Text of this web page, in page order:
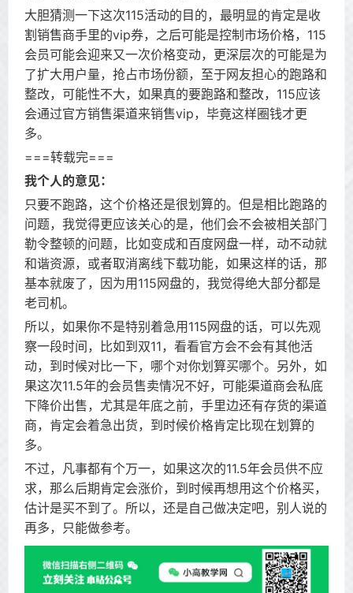
大胆猜测一下这次115活动的目的，最明显的肯定是收
割销售商手里的vip券，之后可能是控制市场价格，115
会员可能会迎来又一次价格变动，更深层次的可能是为
了扩大用户量，抢占市场份额，至于网友担心的跑路和
整改，可能性不大，如果真的要跑路和整改，115应该
会通过官方销售渠道来销售vip，毕竟这样圈钱才更
多。
===转载完===
我个人的意见：
只要不跑路，这个价格还是很划算的。但是相比跑路的
问题，我觉得更应该关心的是，他们会不会被相关部门
勒令整顿的问题，比如变成和百度网盘一样，动不动就
和谐资源，或者取消离线下载功能，如果这样的话，那
基本就废了，因为用115网盘的，我觉得绝大部分都是
老司机。
所以，如果你不是特别着急用115网盘的话，可以先观
察一段时间，比如到双11，看看官方会不会有其他活
动，到时候对比一下，哪个对你划算买哪个。另外，如
果这次11.5年的会员售卖情况不好，可能渠道商会私底
下降价出售，尤其是年底之前，手里边还有存货的渠道
商，肯定会着急出货，到时候价格肯定比现在划算的
多。
不过，凡事都有个万一，如果这次的11.5年会员供不应
求，那么后期肯定会涨价，到时候再想用这个价格买，
估计是买不到了。所以，还是自己做决定吧，别人说的
再多，只能做参考。